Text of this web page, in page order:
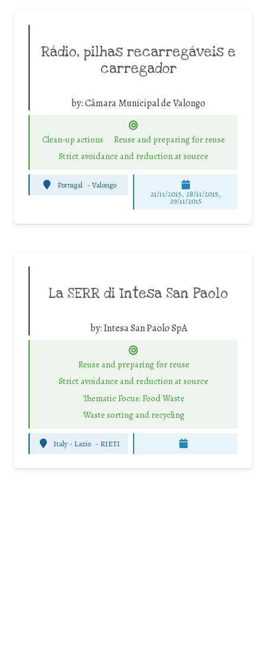
Rádio, pilhas recarregáveis e
carregador
by:Câmara Municipal de Valongo
Clean-up actions
Reuse and preparing for reuse
Strict avoidance and reduction at source
Portugal - Valongo
21/11/2015, 28/11/2015,
29/11/2015
La SERR di Intesa San Paolo
by:Intesa San Paolo SpA
Reuse and preparing for reuse
Strict avoidance and reduction at source
Thematic Focus: Food Waste
Waste sorting and recycling
Italy - Lazio - RIETI